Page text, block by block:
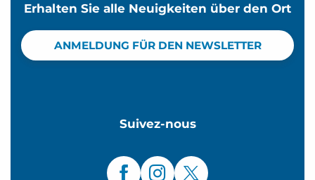
Erhalten Sie alle Neuigkeiten über den Ort
ANMELDUNG FÜR DEN NEWSLETTER
Suivez-nous